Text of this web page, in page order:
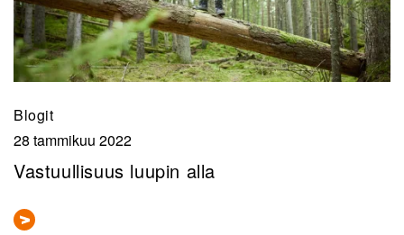
Blogit
28 tammikuu 2022
Vastuullisuus luupin alla